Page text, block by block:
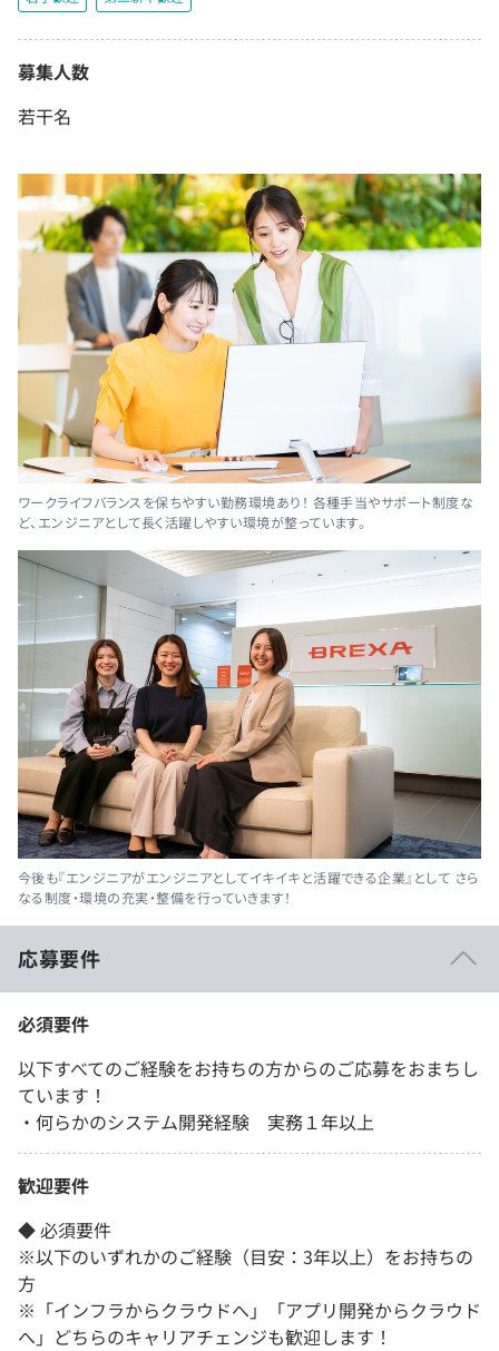
募集人数
若干名
ワークライフバランスを保ちやすい勤務環境あり！ 各種手当やサポート制度な
ど、エンジニアとして長く活躍しやすい環境が整っています。
今後も『エンジニアがエンジニアとしてイキイキと活躍できる企業』として さら
なる制度・環境の充実・整備を行っていきます！
応募要件
必須要件
以下すべてのご経験をお持ちの方からのご応募をおまちし
ています！
・何らかのシステム開発経験 実務１年以上
歓迎要件
◆ 必須要件
※以下のいずれかのご経験（目安：3年以上）をお持ちの
方
※「インフラからクラウドへ」「アプリ開発からクラウド
へ」どちらのキャリアチェンジも歓迎します！